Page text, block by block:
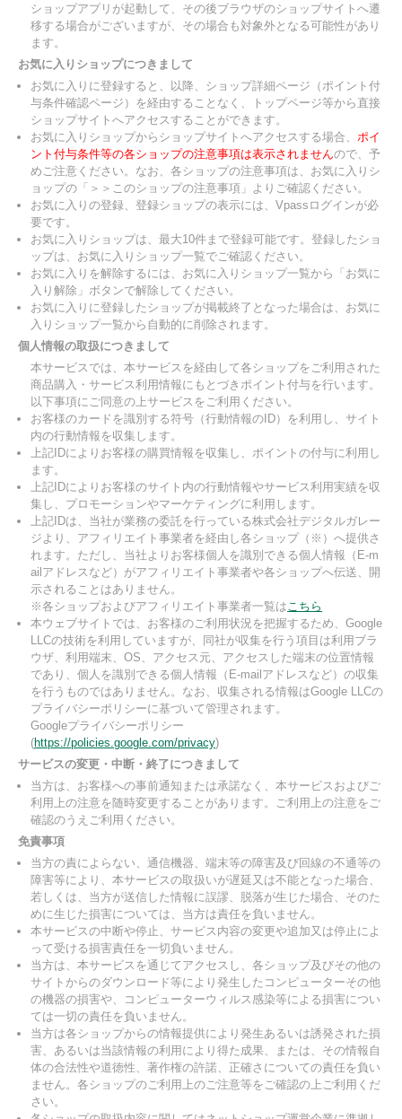
ショップアプリが起動して、その後ブラウザのショップサイトへ遷
移する場合がございますが、その場合も対象外となる可能性があり
ます。
お気に入りショップにつきまして
お気に入りに登録すると、以降、ショップ詳細ページ（ポイント付
与条件確認ページ）を経由することなく、トップページ等から直接
ショップサイトへアクセスすることができます。
お気に入りショップからショップサイトへアクセスする場合、 ポイ
ント付与条件等の各ショップの注意事項は表示されませんので、予
めご注意ください。なお、各ショップの注意事項は、お気に入りシ
ョップの「＞＞このショップの注意事項」よりご確認ください。
お気に入りの登録、登録ショップの表示には、Vpassログインが必
要です。
お気に入りショップは、最大10件まで登録可能です。登録したショ
ップは、お気に入りショップ一覧でご確認ください。
お気に入りを解除するには、お気に入りショップ一覧から「お気に
入り解除」ボタンで解除してください。
お気に入りに登録したショップが掲載終了となった場合は、お気に
入りショップ一覧から自動的に削除されます。
個人情報の取扱につきまして
本サービスでは、本サービスを経由して各ショップをご利用された
商品購入・サービス利用情報にもとづきポイント付与を行います。
以下事項にご同意の上サービスをご利用ください。
お客様のカードを識別する符号（行動情報のID）を利用し、サイト
内の行動情報を収集します。
上記IDによりお客様の購買情報を収集し、ポイントの付与に利用し
ます。
上記IDによりお客様のサイト内の行動情報やサービス利用実績を収
集し、プロモーションやマーケティングに利用します。
上記IDは、当社が業務の委託を行っている株式会社デジタルガレー
ジより、アフィリエイト事業者を経由し各ショップ（※）へ提供さ
れます。ただし、当社よりお客様個人を識別できる個人情報（E-m
ailアドレスなど）がアフィリエイト事業者や各ショップへ伝送、開
示されることはありません。
※各ショップおよびアフィリエイト事業者一覧はこちら
本ウェブサイトでは、お客様のご利用状況を把握するため、Google
LLCの技術を利用していますが、同社が収集を行う項目は利用ブラ
ウザ、利用端末、OS、アクセス元、アクセスした端末の位置情報
であり、個人を識別できる個人情報（E-mailアドレスなど）の収集
を行うものではありません。なお、収集される情報はGoogle LLCの
プライバシーポリシーに基づいて管理されます。
Googleプライバシーポリシー
(https://policies.google.com/privacy)
サービスの変更・中断・終了につきまして
当方は、お客様への事前通知または承諾なく、本サービスおよびご
利用上の注意を随時変更することがあります。ご利用上の注意をご
確認のうえご利用ください。
免責事項
当方の責によらない、通信機器、端末等の障害及び回線の不通等の
障害等により、本サービスの取扱いが遅延又は不能となった場合、
若しくは、当方が送信した情報に誤謬、脱落が生じた場合、そのた
めに生じた損害については、当方は責任を負いません。
本サービスの中断や停止、サービス内容の変更や追加又は停止によ
って受ける損害責任を一切負いません。
当方は、本サービスを通じてアクセスし、各ショップ及びその他の
サイトからのダウンロード等により発生したコンピューターその他
の機器の損害や、コンピューターウィルス感染等による損害につい
ては一切の責任を負いません。
当方は各ショップからの情報提供により発生あるいは誘発された損
害、あるいは当該情報の利用により得た成果、または、その情報自
体の合法性や道徳性、著作権の許諾、正確さについての責任を負い
ません。各ショップのご利用上のご注意等をご確認の上ご利用くだ
さい。